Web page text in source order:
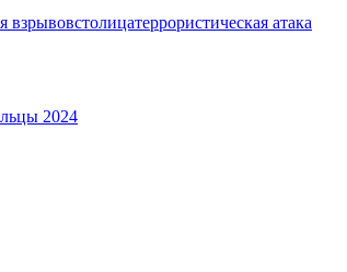
взрывовстолицатеррористическая атака
2024